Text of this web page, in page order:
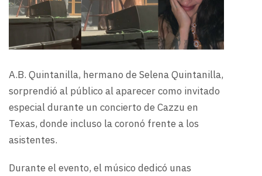
A.B. Quintanilla, hermano de Selena Quintanilla,
sorprendió al público al aparecer como invitado
especial durante un concierto de Cazzu en
Texas, donde incluso la coronó frente a los
asistentes.
Durante el evento, el músico dedicó unas